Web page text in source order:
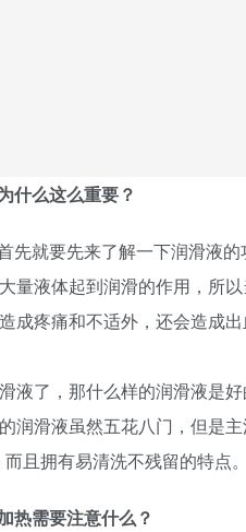
什么这么重要？
先就要先来了解一下润滑液
量液体起到润滑的作用，所
成疼痛和不适外，还会造成
液了，那什么样的润滑液是
润滑液虽然五花八门，但是
且拥有易清洗不残留的特点。
热需要注意什么？